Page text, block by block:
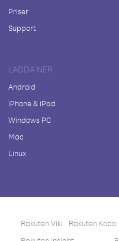
Priser
Support
LADDA NER
Android
iPhone & iPad
Windows PC
Mac
Linux
Rakuten Viki Rakuten Kobo